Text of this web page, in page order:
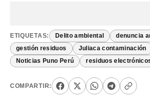
ETIQUETAS: Delito ambiental denuncia
gestión residuos Juliaca contaminación
Noticias Puno Perú residuos
COMPARTIR: